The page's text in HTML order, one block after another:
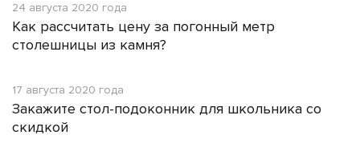
24 августа 2020 года
Как рассчитать цену за погонный метр
столешницы из камня?
17 августа 2020 года
Закажите стол-подоконник для школьника со
скидкой